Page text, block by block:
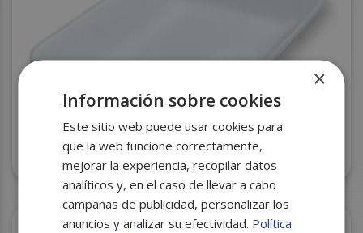
BANDEJA CORCHO CXI-86 BLANCA 210X155X31
S/800
×
Información sobre cookies
Este sitio web puede usar cookies para
que la web funcione correctamente,
mejorar la experiencia, recopilar datos
analíticos y, en el caso de llevar a cabo
campañas de publicidad, personalizar los
anuncios y analizar su efectividad. Política